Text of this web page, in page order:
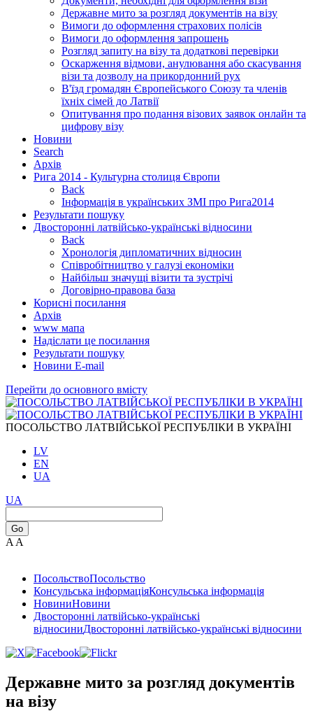
Державне мито за розгляд документів на візу
Вимоги до оформлення страхових полісів
Вимоги до оформлення запрошень
Розгляд запиту на візу та додаткові перевірки
Оскарження відмови, анулювання або скасування
візи та дозволу на прикордонний рух
В'їзд громадян Європейського Союзу та членів
їхніх сімей до Латвії
Опитування про подання візових заявок онлайн та
цифрову візу
Новини
Search
Aрхів
Рига 2014 - Культурна столиця Європи
Back
Інформація в українських ЗМІ про Рига2014
Результати пошуку
Двосторонні латвійсько-українські відносини
Back
Хронологія дипломатичних відносин
Співробітництво у галузі економіки
Найбільш значущі візити та зустрічі
Договірно-правова база
Корисні посилання
Архів
www мапа
Надіслати це посилання
Результати пошуку
Новини Е-mail
Перейти до основного вмісту
ПОСОЛЬСТВО ЛАТВІЙСЬКОЇ РЕСПУБЛІКИ В УКРАЇНІ
LV
EN
UA
UA
Go
A A
ПосольствоПосольство
Консульська інформаціяКонсульська інформація
НовиниНовини
Двосторонні латвійсько-українські
відносиниДвосторонні латвійсько-українські відносини
Державне мито за розгляд документів
на візу